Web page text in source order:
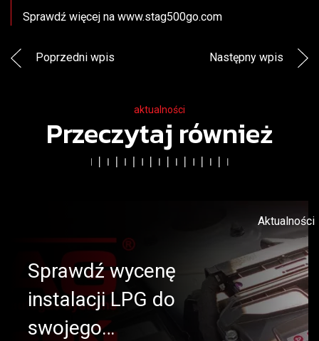
Sprawdź więcej na www.stag500go.com
Poprzedni wpis Następny wpis
aktualności
Przeczytaj również
Aktualności
Sprawdź wycenę
instalacji LPG do
swojego…